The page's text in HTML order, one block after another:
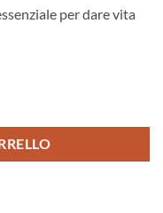
per dare vita